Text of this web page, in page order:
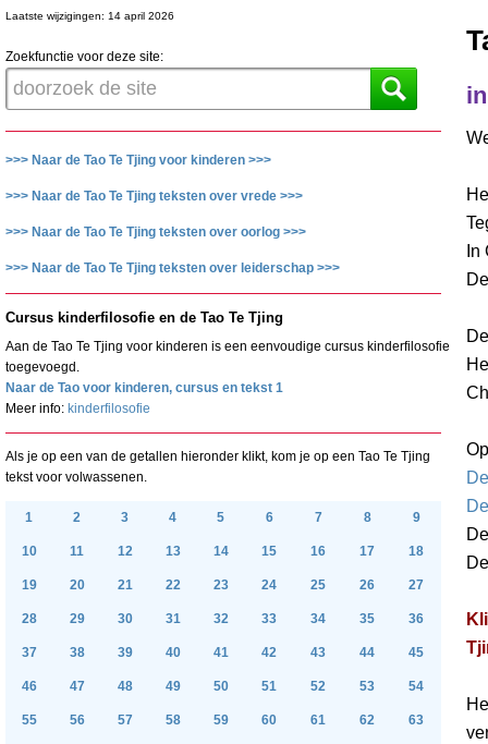
Laatste wijzigingen: 14 april 2026
Zoekfunctie voor deze site:
>>> Naar de Tao Te Tjing voor kinderen >>>
>>> Naar de Tao Te Tjing teksten over vrede >>>
>>> Naar de Tao Te Tjing teksten over oorlog >>>
>>> Naar de Tao Te Tjing teksten over leiderschap >>>
Cursus kinderfilosofie en de Tao Te Tjing
Aan de Tao Te Tjing voor kinderen is een eenvoudige cursus kinderfilosofie
toegevoegd.
Naar de Tao voor kinderen, cursus en tekst 1
Meer info: kinderfilosofie
Als je op een van de getallen hieronder klikt, kom je op een Tao Te Tjing
tekst voor volwassenen.
1 2 3 4 5 6 7 8 9
10 11 12 13 14 15 16 17 18
19 20 21 22 23 24 25 26 27
28 29 30 31 32 33 34 35 36
37 38 39 40 41 42 43 44 45
46 47 48 49 50 51 52 53 54
55 56 57 58 59 60 61 62 63
In